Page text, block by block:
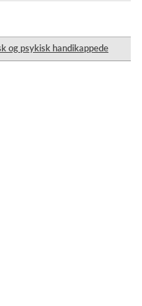
og psykisk handikappede